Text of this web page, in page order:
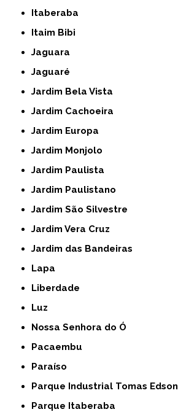
Itaberaba
Itaim Bibi
Jaguara
Jaguaré
Jardim Bela Vista
Jardim Cachoeira
Jardim Europa
Jardim Monjolo
Jardim Paulista
Jardim Paulistano
Jardim São Silvestre
Jardim Vera Cruz
Jardim das Bandeiras
Lapa
Liberdade
Luz
Nossa Senhora do Ó
Pacaembu
Paraíso
Parque Industrial Tomas Edson
Parque Itaberaba